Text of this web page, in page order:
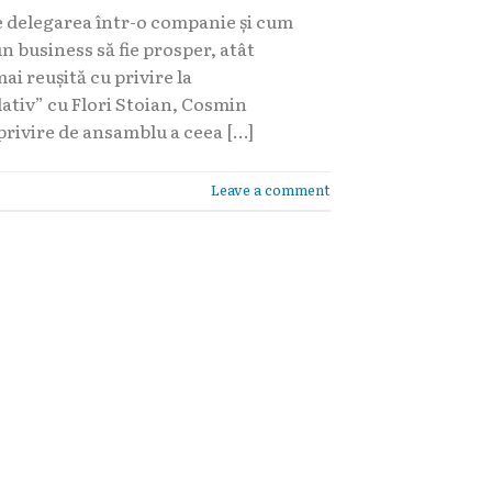
delegarea într-o companie și cum
business să fie prosper, atât
reușită cu privire la
cu Flori Stoian, Cosmin
de ansamblu a ceea […]
Leave a comment